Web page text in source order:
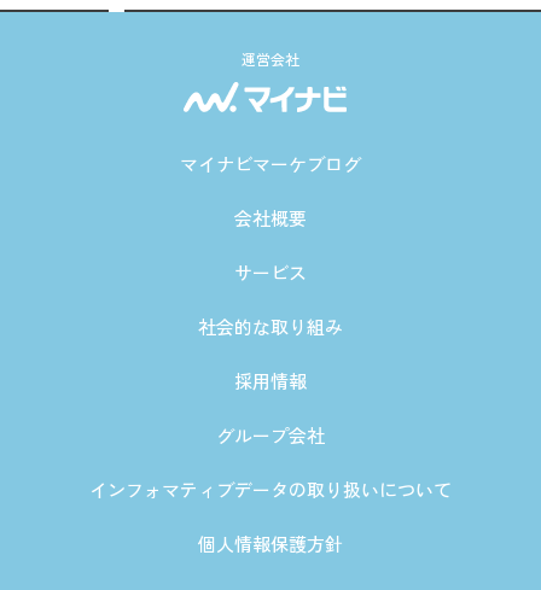
運営会社
マイナビマーケブログ
会社概要
サービス
社会的な取り組み
採用情報
グループ会社
インフォマティブデータの取り扱いについて
個人情報保護方針